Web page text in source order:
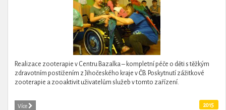
Realizace zooterapie v Centru Bazalka – kompletní péče o děti s těžkým
zdravotním postižením z Jihočeského kraje v ČB. Poskytnutí zážitkové
zooterapie a zooaktivit uživatelům služeb v tomto zařízení.
Více 2015